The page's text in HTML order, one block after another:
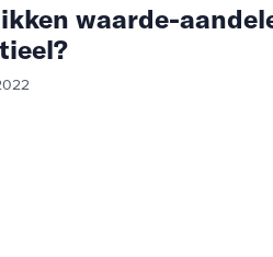
waarde-